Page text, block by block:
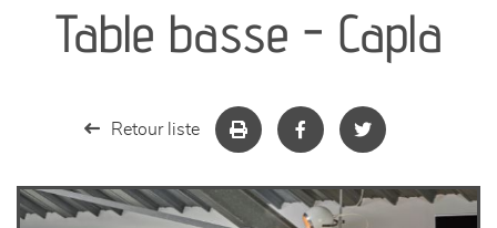
séjours
chambres et dressing
literie
Table basse - Capla
Retour liste